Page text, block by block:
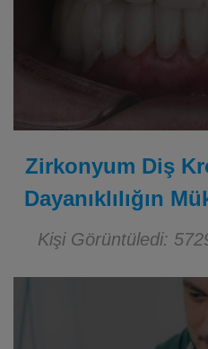
Zirkonyum Diş
Dayanıklılığın
Kişi Görüntüledi: